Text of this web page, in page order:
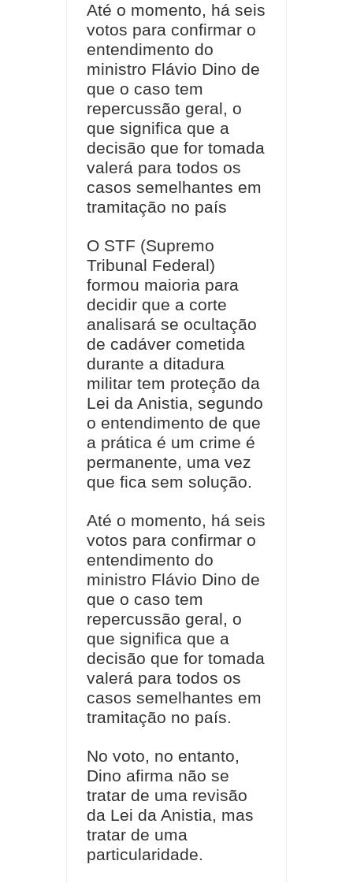
Até o momento, há seis
votos para confirmar o
entendimento do
ministro Flávio Dino de
que o caso tem
repercussão geral, o
que significa que a
decisão que for tomada
valerá para todos os
casos semelhantes em
tramitação no país
O STF (Supremo
Tribunal Federal)
formou maioria para
decidir que a corte
analisará se ocultação
de cadáver cometida
durante a ditadura
militar tem proteção da
Lei da Anistia, segundo
o entendimento de que
a prática é um crime é
permanente, uma vez
que fica sem solução.
Até o momento, há seis
votos para confirmar o
entendimento do
ministro Flávio Dino de
que o caso tem
repercussão geral, o
que significa que a
decisão que for tomada
valerá para todos os
casos semelhantes em
tramitação no país.
No voto, no entanto,
Dino afirma não se
tratar de uma revisão
da Lei da Anistia, mas
tratar de uma
particularidade.